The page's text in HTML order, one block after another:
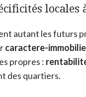
locales
autant les futurs
caractere-
propres :
des quartiers.